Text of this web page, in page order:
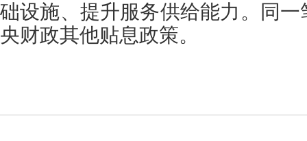
础设施、提升服务供给能力。同
央财政其他贴息政策。